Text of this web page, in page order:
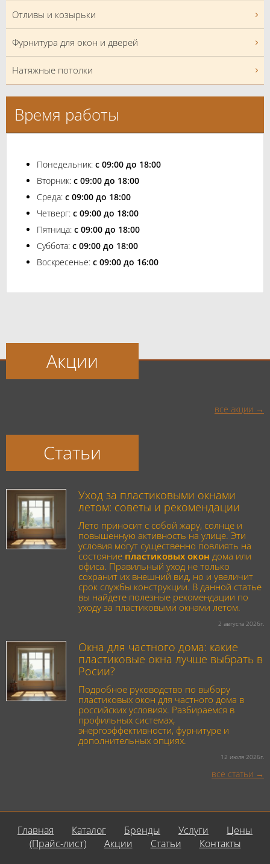
Отливы и козырьки
Фурнитура для окон и дверей
Натяжные потолки
Время работы
Понедельник: с 09:00 до 18:00
Вторник: с 09:00 до 18:00
Среда: с 09:00 до 18:00
Четверг: с 09:00 до 18:00
Пятница: с 09:00 до 18:00
Суббота: с 09:00 до 18:00
Воскресенье: с 09:00 до 16:00
Акции
все акции
Статьи
Уход за пластиковыми окнами
летом: советы и рекомендации
Лето приносит с собой жару, солнце и
повышенную активность на улице. Эти
условия могут существенно повлиять на
состояние пластиковых окон дома или
офиса. Правильный уход не только
сохранит их внешний вид, но и увеличит
срок службы конструкции. В данной статье
вы найдете полезные рекомендации по
уходу за пластиковыми окнами летом.
2 августа 2026г.
Окна для частного дома: какие
пластиковые окна лучше выбрать в
Росии?
Подробное руководство по выбору
пластиковых окон для частного дома в
российских условиях. Разбираемся в
профильных системах,
энергоэффективности, фурнитуре и
дополнительных опциях.
12 июля 2026г.
все статьи
Главная Каталог Бренды Услуги
Цены
(Прайс-лист)
Акции Статьи Контакты